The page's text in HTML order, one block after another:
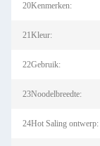
20Kenmerken:
21Kleur:
22Gebruik:
23Noodelbreedte:
24Hot Saling ontwerp: